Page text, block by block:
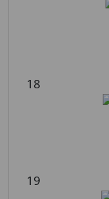
18
19